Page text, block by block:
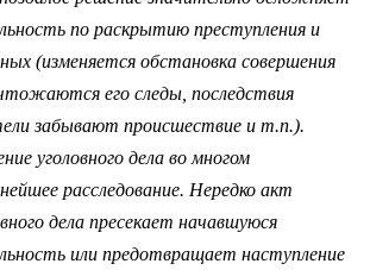
по раскрытию преступления и
(изменяется обстановка совершения
его следы, последствия
забывают происшествие и т.п.).
уголовного дела во многом
расследование. Нередко акт
дела пресекает начавшуюся
или предотвращает наступление